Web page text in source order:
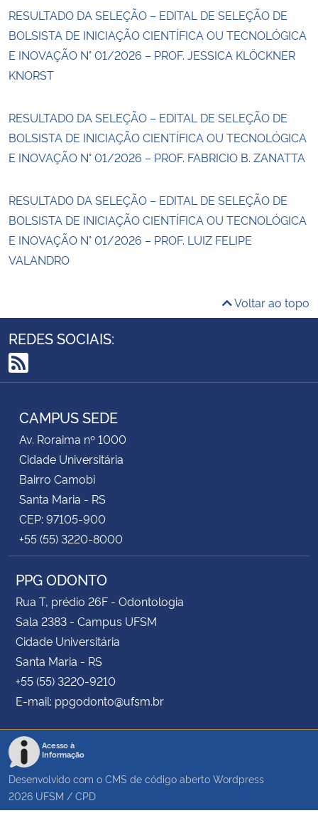
RESULTADO DA SELEÇÃO – EDITAL DE SELEÇÃO DE
BOLSISTA DE INICIAÇÃO CIENTÍFICA OU TECNOLÓGICA
E INOVAÇÃO N° 01/2026 – PROF. JESSICA KLÖCKNER
KNORST
RESULTADO DA SELEÇÃO – EDITAL DE SELEÇÃO DE
BOLSISTA DE INICIAÇÃO CIENTÍFICA OU TECNOLÓGICA
E INOVAÇÃO N° 01/2026 – PROF. FABRICIO B. ZANATTA
RESULTADO DA SELEÇÃO – EDITAL DE SELEÇÃO DE
BOLSISTA DE INICIAÇÃO CIENTÍFICA OU TECNOLÓGICA
E INOVAÇÃO N° 01/2026 – PROF. LUIZ FELIPE
VALANDRO
Voltar ao topo
REDES SOCIAIS:
RSS
CAMPUS SEDE
Av. Roraima nº 1000
Cidade Universitária
Bairro Camobi
Santa Maria - RS
CEP: 97105-900
+55 (55) 3220-8000
PPG ODONTO
Rua T, prédio 26F - Odontologia
Sala 2383 - Campus UFSM
Cidade Universitária
Santa Maria - RS
+55 (55) 3220-9210
E-mail: ppgodonto@ufsm.br
Acesso à
Informação
Desenvolvido com o CMS de código aberto Wordpress
2026 UFSM / CPD